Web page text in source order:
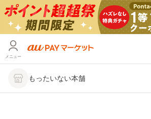
メニュー
もったいない本舗